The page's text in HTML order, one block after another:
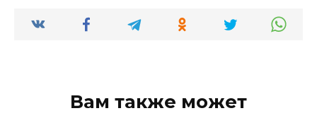
Вам также может